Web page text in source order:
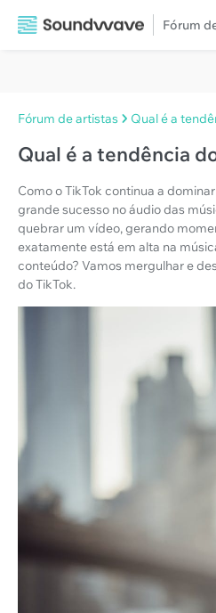
Fórum
Fórum de artistas Qual é a
Qual é a tendência
Como o TikTok continua a
grande sucesso no áudio das
quebrar um vídeo, gerando
exatamente está em alta na
conteúdo? Vamos mergulhar e
do TikTok.